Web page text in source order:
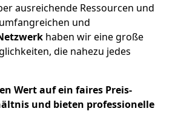
ausreichende Ressourcen und
und
haben wir eine große
die nahezu jedes
Wert auf ein faires Preis-
und bieten professionelle